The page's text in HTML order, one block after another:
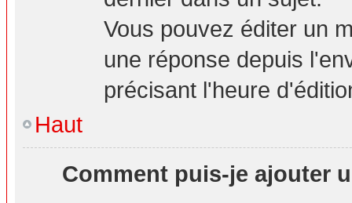
Vous pouvez éditer un
une réponse depuis
précisant l'heure
Haut
Comment puis-je ajouter